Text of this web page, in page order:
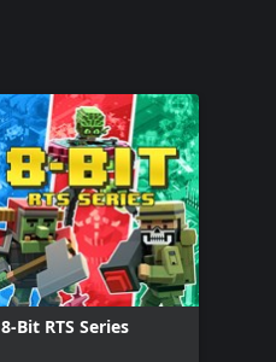
8-Bit RTS Series